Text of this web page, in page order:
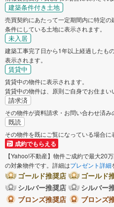
建築条件付き土地
売買契約にあたって一定期間内に特定
条件にしている土地に表示されます。
未入居
建築工事完了日から1年以上経過したも
表示されます。
賃貸中
賃貸中の物件に表示されます。
賃貸中の物件は、原則ご自身でお住まい
請求済
その物件が資料請求・お問い合わせ済み
既読
その物件を既にご覧になっている場合に
成約でもらえる
【Yahoo!不動産】物件ご成約で最大20
の対象物件です。詳細はプレゼント詳細
ゴールド推奨店
ゴールド
シルバー推奨店
シルバー
ブロンズ推奨店
ブロンズ